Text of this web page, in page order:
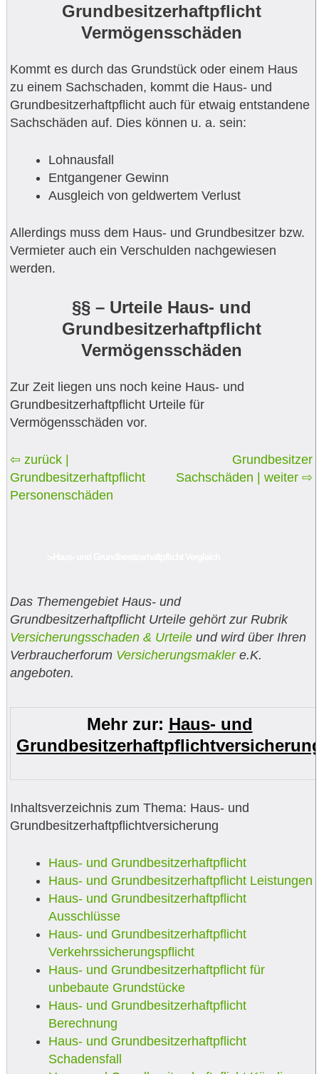
Grundbesitzerhaftpflicht
Vermögensschäden
Kommt es durch das Grundstück oder einem Haus
zu einem Sachschaden, kommt die Haus- und
Grundbesitzerhaftpflicht auch für etwaig entstandene
Sachschäden auf. Dies können u. a. sein:
Lohnausfall
Entgangener Gewinn
Ausgleich von geldwertem Verlust
Allerdings muss dem Haus- und Grundbesitzer bzw.
Vermieter auch ein Verschulden nachgewiesen
werden.
§§ – Urteile Haus- und
Grundbesitzerhaftpflicht
Vermögensschäden
Zur Zeit liegen uns noch keine Haus- und
Grundbesitzerhaftpflicht Urteile für
Vermögensschäden vor.
⇦ zurück |
Grundbesitzerhaftpflicht
Personenschäden
Grundbesitzer
Sachschäden | weiter ⇨
Das Themengebiet Haus- und
Grundbesitzerhaftpflicht Urteile gehört zur Rubrik
Versicherungsschaden & Urteile und wird über Ihren
Verbraucherforum Versicherungsmaklere.K.
angeboten.
Mehr zur: Haus- und
Inhaltsverzeichnis zum Thema: Haus- und
Grundbesitzerhaftpflichtversicherung
Haus- und Grundbesitzerhaftpflicht
Haus- und Grundbesitzerhaftpflicht Leistungen
Haus- und Grundbesitzerhaftpflicht
Ausschlüsse
Haus- und Grundbesitzerhaftpflicht
Verkehrssicherungspflicht
Haus- und Grundbesitzerhaftpflicht für
unbebaute Grundstücke
Haus- und Grundbesitzerhaftpflicht
Berechnung
Haus- und Grundbesitzerhaftpflicht
Schadensfall